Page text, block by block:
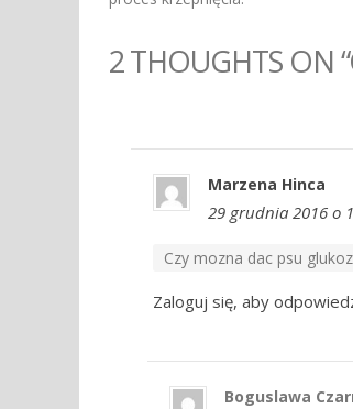
2 THOUGHTS ON
Marzena Hinca
29 grudnia 2016 o
Czy mozna dac psu
Zaloguj się, aby
Boguslawa